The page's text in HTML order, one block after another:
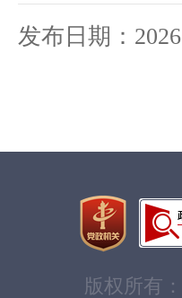
发布日期：
版权所有